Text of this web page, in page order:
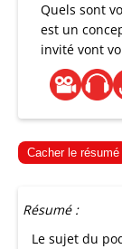
Quels sont
est un
invité vont
Cacher le résumé
Résumé :
Le sujet du